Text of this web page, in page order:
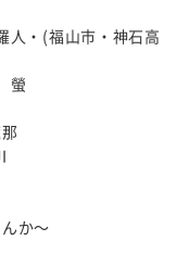
・(福山市・神石高
螢
か～